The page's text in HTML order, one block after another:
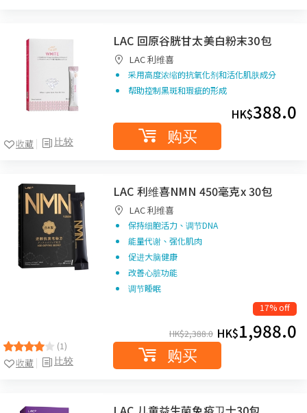
比较
收藏
LAC 回原谷胱甘太美白粉末30包
LAC 利维喜
采用高度浓缩的抗氧化剂和活化肌肤成分
帮助控制黑斑和瑕疵的形成
HK$388.0
购买
(1)
比较
收藏
LAC 利维喜NMN 450毫克x 30包
LAC 利维喜
保持细胞活力、调节DNA
能量代谢、强化肌肉
促进大脑健康
改善心脏功能
调节睡眠
17% off
HK$2,388.0 HK$1,988.0
购买